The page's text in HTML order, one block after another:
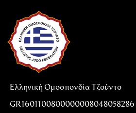
Ελληνική Ομοσπονδία Τζούντο
GR1601100800000008048058286